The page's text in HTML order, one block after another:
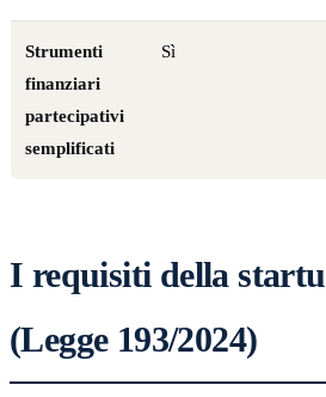
Strumenti
finanziari
partecipativi
semplificati
Sì
I requisiti della
(Legge 193/2024)